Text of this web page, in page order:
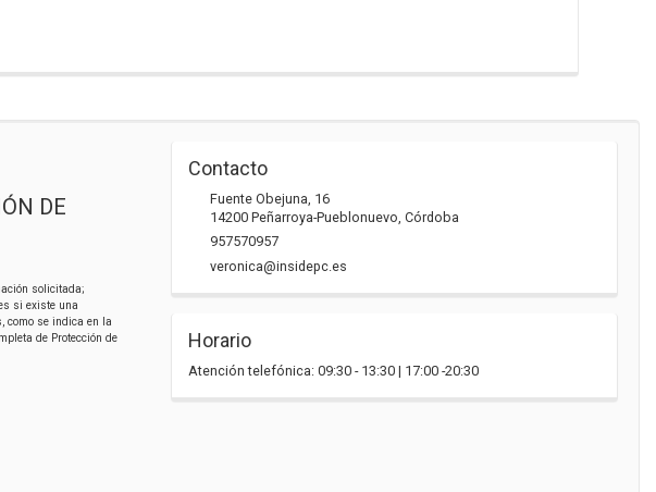
DE
solicitada;
si existe una
como se indica en la
de Protección de
Contacto
Fuente Obejuna, 16
14200 Peñarroya-Pueblonuevo, Córdoba
957570957
veronica@insidepc.es
Horario
Atención telefónica: 09:30 - 13:30 | 17:00 -20:30